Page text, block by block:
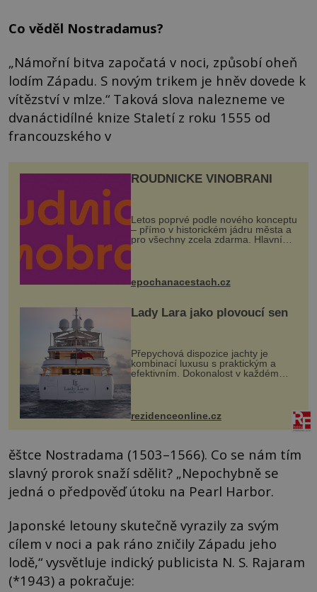
Co věděl Nostradamus?
„Námořní bitva započatá v noci, způsobí oheň
lodím Západu. S novým trikem je hněv dovede k
vítězství v mlze.“ Taková slova nalezneme ve
dvanáctidílné knize Staletí z roku 1555 od
francouzského v
ROUDNICKÉ VINOBRANÍ
Letos poprvé podle nového konceptu
– přímo v historickém jádru města a
pro všechny zcela zdarma. Hlavní
program se odehraje na Karlově a
mohou těšit na víno, burčák, pes...
epochanacestach.cz
Lady Lara jako plovoucí sen
Přepychová dispozice jachty je
kombinací luxusu s praktickým a
efektivním. Dokonalost v každém
detailu představuje značka Fendi
Casa, kterou byly vybaveny její
paluby. Monacký přístav nabízí
každoročn...
rezidenceonline.cz
ěštce Nostradama (1503–1566). Co se nám tím
slavný prorok snaží sdělit? „Nepochybně se
jedná o předpověď útoku na Pearl Harbor.
Japonské letouny skutečně vyrazily za svým
cílem v noci a pak ráno zničily Západu jeho
lodě,“ vysvětluje indický publicista N. S. Rajaram
(*1943) a pokračuje: